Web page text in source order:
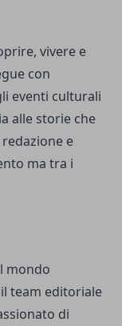
vivere e
con
eventi culturali
alle storie che
e
ma tra i
mondo
team editoriale
di